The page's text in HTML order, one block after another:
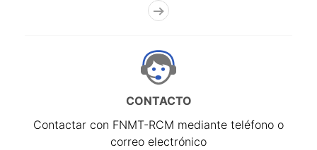
CONTACTO
Contactar con FNMT-RCM mediante teléfono o
correo electrónico